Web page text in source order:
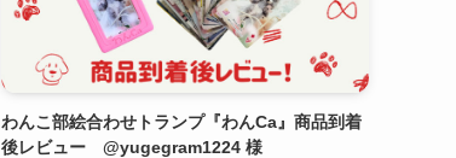
わんこ部絵合わせトランプ『わんCa』商品到着
後レビュー @yugegram1224 様